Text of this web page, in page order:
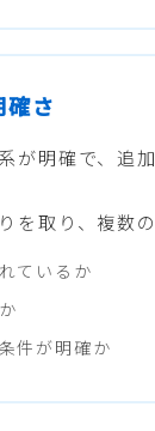
さ
が明確で、追
を取り、複数
ているか
件が明確か